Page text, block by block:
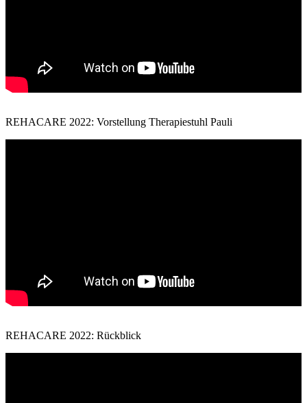
REHACARE 2022: Vorstellung Therapiestuhl Pauli
REHACARE 2022: Rückblick